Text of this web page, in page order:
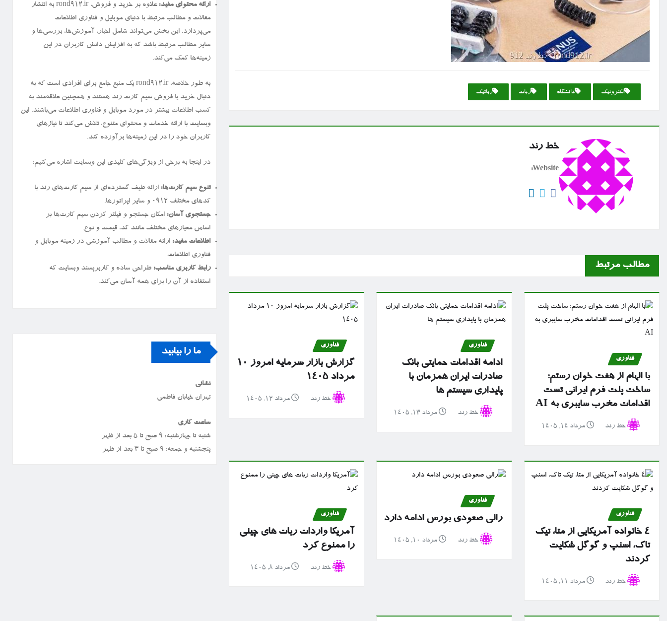
الكترونیك دانشگاه ربات رباتیك
خط رند
Website:
مطالب مرتبط
فناوری
با الهام از هفت خوان رستم؛
ساخت پلت فرم ایرانی تست
اقدامات مخرب سایبری به AI
خط رند مرداد ۱۴, ۱۴۰۵
فناوری
ادامه اقدامات حمایتی بانک
صادرات ایران همزمان با
پایداری سیستم ها
خط رند مرداد ۱۳, ۱۴۰۵
فناوری
گزارش بازار سرمایه امروز ۱۰
مرداد ۱۴۰۵
خط رند مرداد ۱۲, ۱۴۰۵
فناوری
۴ خانواده آمریکایی از متا، تیک
تاک، اسنپ و گوگل شکایت
کردند
خط رند مرداد ۱۱, ۱۴۰۵
فناوری
رالی صعودی بورس ادامه دارد
خط رند مرداد ۱۰, ۱۴۰۵
فناوری
آمریکا واردات ربات های چینی
را ممنوع کرد
خط رند مرداد ۸, ۱۴۰۵
ارائه محتوای مفید:
علاوه بر خرید و فروش، rond912.ir به انتشار
مقالات و مطالب مرتبط با دنیای موبایل و فناوری اطلاعات
می‌پردازد. این بخش می‌تواند شامل اخبار، آموزش‌ها، بررسی‌ها و
سایر مطالب مرتبط باشد که به افزایش دانش کاربران در این
زمینه‌ها کمک می‌کند.
به طور خلاصه، rond912.ir یک منبع جامع برای افرادی است که به
دنبال خرید یا فروش سیم کارت رند هستند و همچنین علاقه‌مند به
کسب اطلاعات بیشتر در مورد موبایل و فناوری اطلاعات می‌باشند. این
وبسایت با ارائه خدمات و محتوای متنوع، تلاش می‌کند تا نیازهای
کاربران خود را در این زمینه‌ها برآورده کند.
در اینجا به برخی از ویژگی‌های کلیدی این وبسایت اشاره می‌کنیم:
تنوع سیم کارت‌ها: ارائه طیف گسترده‌ای از سیم کارت‌های رند با
کدهای مختلف ۰۹۱۲ و سایر اپراتورها.
جستجوی آسان: امکان جستجو و فیلتر کردن سیم کارت‌ها بر
اساس معیارهای مختلف مانند کد، قیمت و نوع.
اطلاعات مفید: ارائه مقالات و مطالب آموزشی در زمینه موبایل و
فناوری اطلاعات.
رابط کاربری مناسب: طراحی ساده و کاربرپسند وبسایت که
استفاده از آن را برای همه آسان می‌کند.
ما را بیابید
نشانی
تهران خیابان فاطمی
ساعت کاری
شنبه تا چهارشنبه: ۹ صبح تا ۵ بعد از ظهر
پنجشنبه و جمعه: ۹ صبح تا ۳ بعد از ظهر